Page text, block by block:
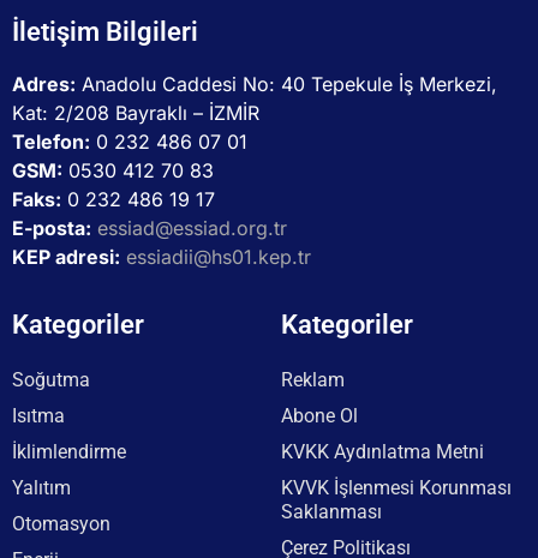
İletişim Bilgileri
Adres: Anadolu Caddesi No: 40 Tepekule İş Merkezi,
Kat: 2/208 Bayraklı – İZMİR
Telefon: 0 232 486 07 01
GSM: 0530 412 70 83
Faks: 0 232 486 19 17
E-posta: essiad@essiad.org.tr
KEP adresi: essiadii@hs01.kep.tr
Kategoriler
Soğutma
Isıtma
İklimlendirme
Yalıtım
Otomasyon
Kategoriler
Reklam
Abone Ol
KVKK Aydınlatma Metni
KVVK İşlenmesi Korunması
Saklanması
Çerez Politikası